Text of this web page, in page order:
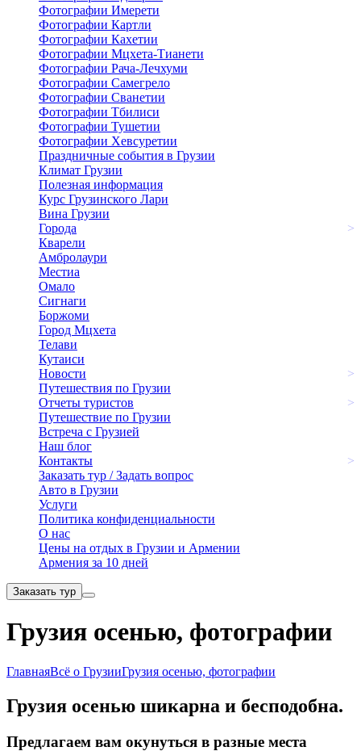
Фотографии Имерети
Фотографии Картли
Фотографии Кахетии
Фотографии Мцхета-Тианети
Фотографии Рача-Лечхуми
Фотографии Самегрело
Фотографии Сванетии
Фотографии Тбилиси
Фотографии Тушетии
Фотографии Хевсуретии
Праздничные события в Грузии
Климат Грузии
Полезная информация
Курс Грузинского Лари
Вина Грузии
Города
>
Кварели
Амбролаури
Местиа
Омало
Сигнаги
Боржоми
Город Мцхета
Телави
Кутаиси
Новости
>
Путешествия по Грузии
Отчеты туристов
>
Путешествие по Грузии
Встреча с Грузией
Наш блог
Контакты
>
Заказать тур / Задать вопрос
Авто в Грузии
Услуги
Политика конфиденциальности
О нас
Цены на отдых в Грузии и Армении
Армения за 10 дней
Заказать тур
Грузия осенью, фотографии
ГлавнаяВсё о ГрузииГрузия осенью, фотографии
Грузия осенью шикарна и бесподобна.
Предлагаем вам окунуться в разные места